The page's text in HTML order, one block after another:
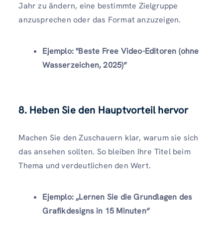
Jahr zu ändern, eine bestimmte Zielgruppe
anzusprechen oder das Format anzuzeigen.
Ejemplo: "Beste Free Video-Editoren (ohne
Wasserzeichen, 2025)“
8. Heben Sie den Hauptvorteil hervor
Machen Sie den Zuschauern klar, warum sie sich
das ansehen sollten. So bleiben Ihre Titel beim
Thema und verdeutlichen den Wert.
Ejemplo: „Lernen Sie die Grundlagen des
Grafikdesigns in 15 Minuten“